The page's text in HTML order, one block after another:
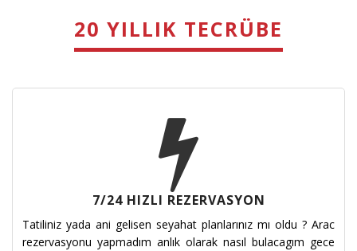
20 YILLIK TECRÜBE
7/24 HIZLI REZERVASYON
Tatiliniz yada ani gelisen seyahat planlarınız mı oldu ? Arac
rezervasyonu yapmadım anlık olarak nasıl bulacagım gece